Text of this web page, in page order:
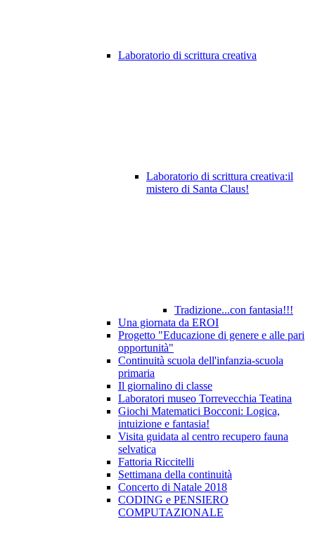
Laboratorio di scrittura creativa
Laboratorio di scrittura creativa:il
mistero di Santa Claus!
Tradizione...con fantasia!!!
Una giornata da EROI
Progetto "Educazione di genere e alle pari
opportunità"
Continuità scuola dell'infanzia-scuola
primaria
Il giornalino di classe
Laboratori museo Torrevecchia Teatina
Giochi Matematici Bocconi: Logica,
intuizione e fantasia!
Visita guidata al centro recupero fauna
selvatica
Fattoria Riccitelli
Settimana della continuità
Concerto di Natale 2018
CODING e PENSIERO
COMPUTAZIONALE